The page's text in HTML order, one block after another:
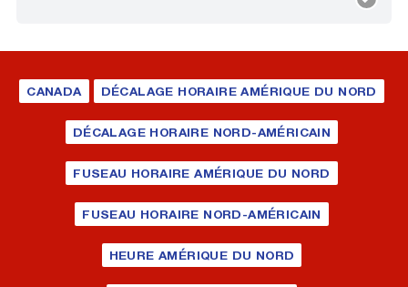
CANADA DÉCALAGE HORAIRE AMÉRIQUE DU NORD
DÉCALAGE HORAIRE NORD-AMÉRICAIN
FUSEAU HORAIRE AMÉRIQUE DU NORD
FUSEAU HORAIRE NORD-AMÉRICAIN
HEURE AMÉRIQUE DU NORD